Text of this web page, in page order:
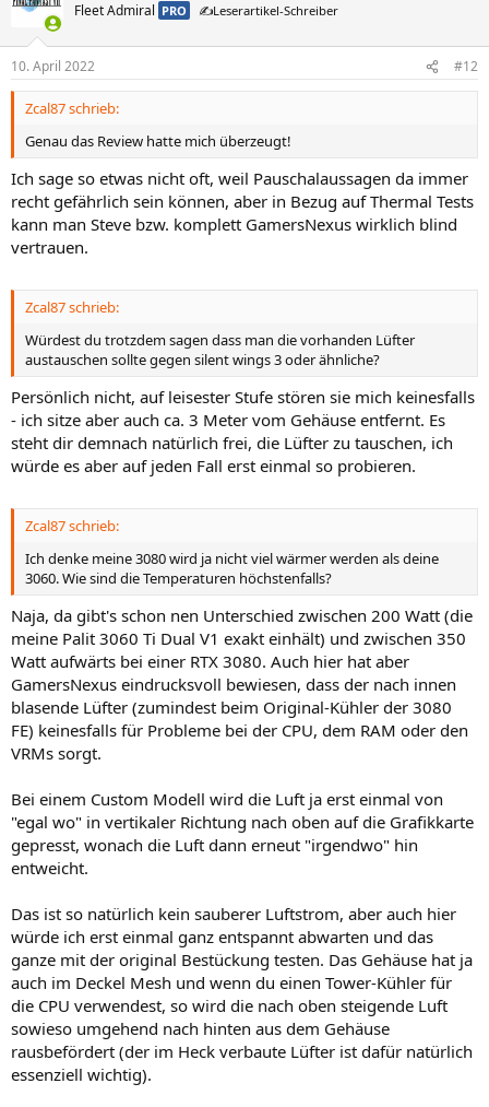
Fleet Admiral PRO ✍️Leserartikel-Schreiber
10. April 2022 #12
Zcal87 schrieb:
Genau das Review hatte mich überzeugt!
Ich sage so etwas nicht oft, weil Pauschalaussagen da immer
recht gefährlich sein können, aber in Bezug auf Thermal Tests
kann man Steve bzw. komplett GamersNexus wirklich blind
vertrauen.
Zcal87 schrieb:
Würdest du trotzdem sagen dass man die vorhanden Lüfter
austauschen sollte gegen silent wings 3 oder ähnliche?
Persönlich nicht, auf leisester Stufe stören sie mich keinesfalls
- ich sitze aber auch ca. 3 Meter vom Gehäuse entfernt. Es
steht dir demnach natürlich frei, die Lüfter zu tauschen, ich
würde es aber auf jeden Fall erst einmal so probieren.
Zcal87 schrieb:
Ich denke meine 3080 wird ja nicht viel wärmer werden als deine
3060. Wie sind die Temperaturen höchstenfalls?
Naja, da gibt's schon nen Unterschied zwischen 200 Watt (die
meine Palit 3060 Ti Dual V1 exakt einhält) und zwischen 350
Watt aufwärts bei einer RTX 3080. Auch hier hat aber
GamersNexus eindrucksvoll bewiesen, dass der nach innen
blasende Lüfter (zumindest beim Original-Kühler der 3080
FE) keinesfalls für Probleme bei der CPU, dem RAM oder den
VRMs sorgt.
Bei einem Custom Modell wird die Luft ja erst einmal von
"egal wo" in vertikaler Richtung nach oben auf die Grafikkarte
gepresst, wonach die Luft dann erneut "irgendwo" hin
entweicht.
Das ist so natürlich kein sauberer Luftstrom, aber auch hier
würde ich erst einmal ganz entspannt abwarten und das
ganze mit der original Bestückung testen. Das Gehäuse hat ja
auch im Deckel Mesh und wenn du einen Tower-Kühler für
die CPU verwendest, so wird die nach oben steigende Luft
sowieso umgehend nach hinten aus dem Gehäuse
rausbefördert (der im Heck verbaute Lüfter ist dafür natürlich
essenziell wichtig).